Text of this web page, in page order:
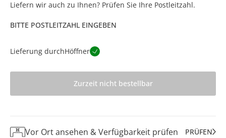
Liefern wir auch zu Ihnen? Prüfen Sie Ihre Postleitzahl.
BITTE POSTLEITZAHL EINGEBEN
Lieferung durchHöffner
Zurzeit nicht bestellbar
Vor Ort ansehen & Verfügbarkeit prüfen PRÜFEN